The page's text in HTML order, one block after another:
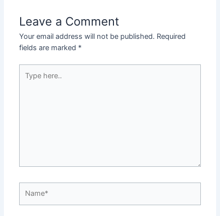
Leave a Comment
Your email address will not be published. Required
fields are marked *
here..